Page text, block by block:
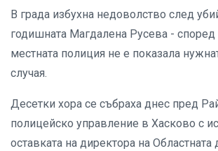
В града избухна недоволство след
годишната Магдалена Русева - според
местната полиция не е показала
случая.
Десетки хора се събраха днес пред
полицейско управление в Хасково с
оставката на директора на